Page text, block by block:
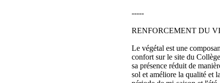
-----
RENFORCEMENT DU
Le végétal est une
confort sur le site du
sa présence réduit de
sol et améliore la qualité et